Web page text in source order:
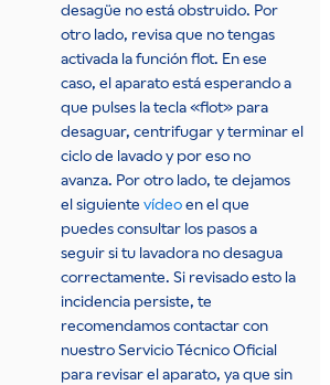
desagüe no está obstruido. Por
otro lado, revisa que no tengas
activada la función flot. En ese
caso, el aparato está esperando a
que pulses la tecla «flot» para
desaguar, centrifugar y terminar el
ciclo de lavado y por eso no
avanza. Por otro lado, te dejamos
el siguiente vídeoen el que
puedes consultar los pasos a
seguir si tu lavadora no desagua
correctamente. Si revisado esto la
incidencia persiste, te
recomendamos contactar con
nuestro Servicio Técnico Oficial
para revisar el aparato, ya que sin